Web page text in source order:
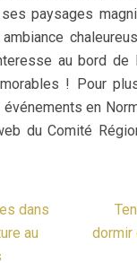
paysages
au bord
! Pour
en
du Comité
dans
au
dormir